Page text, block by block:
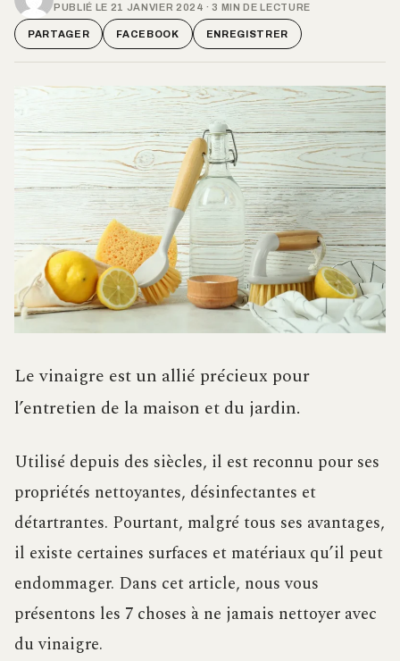
PUBLIÉ LE 21 JANVIER 2024 · 3 MIN DE LECTURE
PARTAGER FACEBOOK ENREGISTRER
Le vinaigre est un allié précieux pour
l’entretien de la maison et du jardin.
Utilisé depuis des siècles, il est reconnu pour ses
propriétés nettoyantes, désinfectantes et
détartrantes. Pourtant, malgré tous ses avantages,
il existe certaines surfaces et matériaux qu’il peut
endommager. Dans cet article, nous vous
présentons les 7 choses à ne jamais nettoyer avec
du vinaigre.